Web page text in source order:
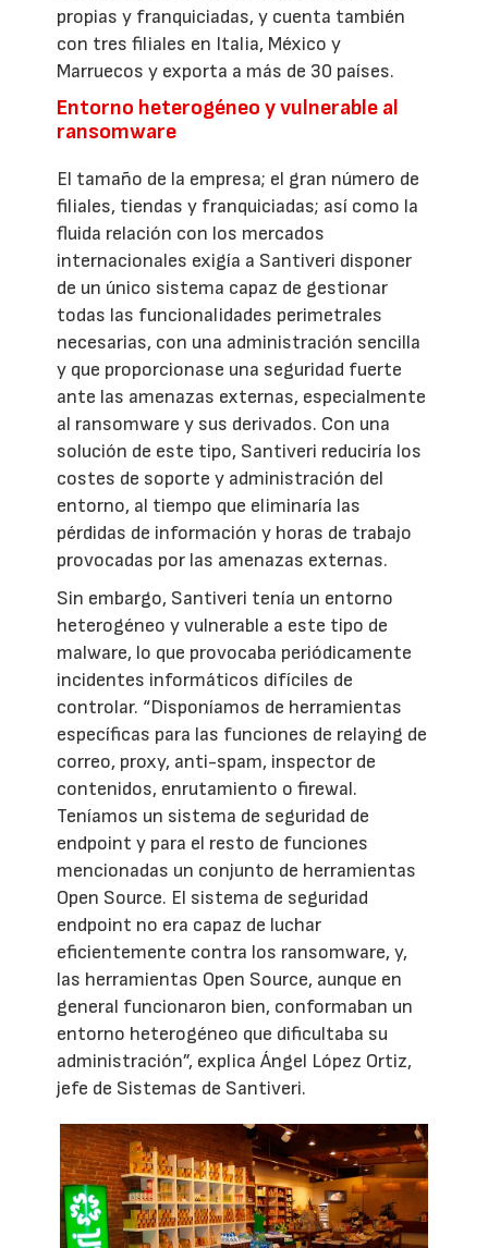
propias y franquiciadas, y cuenta también
con tres filiales en Italia, México y
Marruecos y exporta a más de 30 países.
Entorno heterogéneo y vulnerable al
ransomware
El tamaño de la empresa; el gran número de
filiales, tiendas y franquiciadas; así como la
fluida relación con los mercados
internacionales exigía a Santiveri disponer
de un único sistema capaz de gestionar
todas las funcionalidades perimetrales
necesarias, con una administración sencilla
y que proporcionase una seguridad fuerte
ante las amenazas externas, especialmente
al ransomware y sus derivados. Con una
solución de este tipo, Santiveri reduciría los
costes de soporte y administración del
entorno, al tiempo que eliminaría las
pérdidas de información y horas de trabajo
provocadas por las amenazas externas.
Sin embargo, Santiveri tenía un entorno
heterogéneo y vulnerable a este tipo de
malware, lo que provocaba periódicamente
incidentes informáticos difíciles de
controlar. “Disponíamos de herramientas
específicas para las funciones de relaying de
correo, proxy, anti-spam, inspector de
contenidos, enrutamiento o firewal.
Teníamos un sistema de seguridad de
endpoint y para el resto de funciones
mencionadas un conjunto de herramientas
Open Source. El sistema de seguridad
endpoint no era capaz de luchar
eficientemente contra los ransomware, y,
las herramientas Open Source, aunque en
general funcionaron bien, conformaban un
entorno heterogéneo que dificultaba su
administración”, explica Ángel López Ortiz,
jefe de Sistemas de Santiveri.